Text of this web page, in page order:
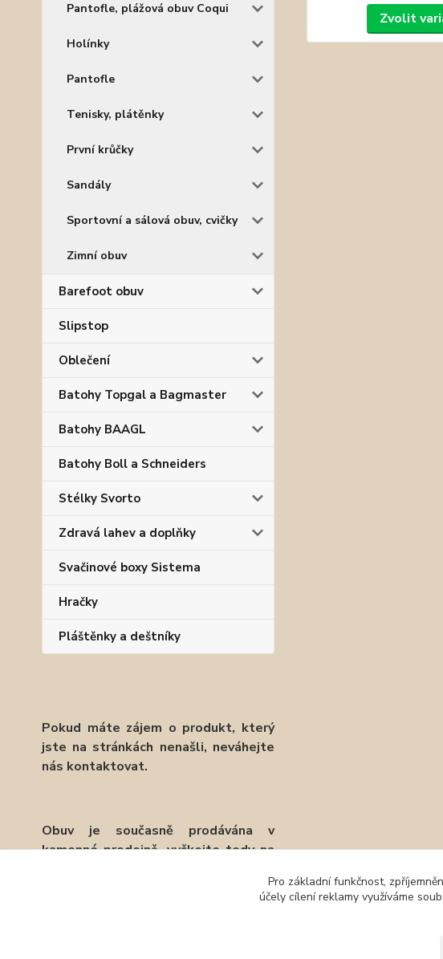
Pantofle, plážová obuv Coqui
Holínky
Pantofle
Tenisky, plátěnky
První krůčky
Sandály
Sportovní a sálová obuv, cvičky
Zimní obuv
Barefoot obuv
Slipstop
Oblečení
Batohy Topgal a Bagmaster
Batohy BAAGL
Batohy Boll a Schneiders
Stélky Svorto
Zdravá lahev a doplňky
Svačinové boxy Sistema
Hračky
Pláštěnky a deštníky
Pokud máte zájem o produkt, který
jste na stránkách nenašli, neváhejte
nás kontaktovat.
Obuv je současně prodávána v
kamenné prodejně, vyčkejte tedy na
Zvolit
Pro základní funkčnost,
účely cílení reklamy využíváme